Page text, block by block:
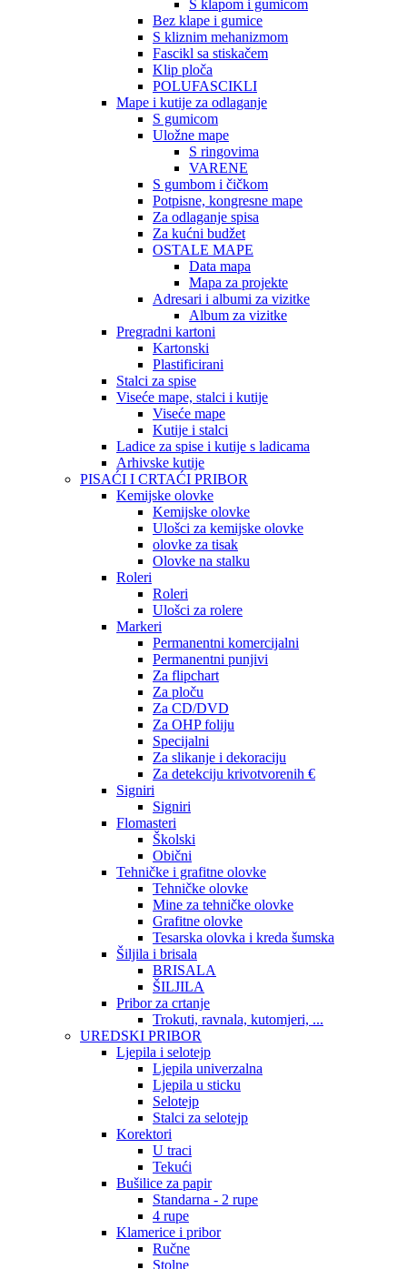
S klapom i gumicom
Bez klape i gumice
S kliznim mehanizmom
Fascikl sa stiskačem
Klip ploča
POLUFASCIKLI
Mape i kutije za odlaganje
S gumicom
Uložne mape
S ringovima
VARENE
S gumbom i čičkom
Potpisne, kongresne mape
Za odlaganje spisa
Za kućni budžet
OSTALE MAPE
Data mapa
Mapa za projekte
Adresari i albumi za vizitke
Album za vizitke
Pregradni kartoni
Kartonski
Plastificirani
Stalci za spise
Viseće mape, stalci i kutije
Viseće mape
Kutije i stalci
Ladice za spise i kutije s ladicama
Arhivske kutije
PISAĆI I CRTAĆI PRIBOR
Kemijske olovke
Kemijske olovke
Ulošci za kemijske olovke
olovke za tisak
Olovke na stalku
Roleri
Roleri
Ulošci za rolere
Markeri
Permanentni komercijalni
Permanentni punjivi
Za flipchart
Za ploču
Za CD/DVD
Za OHP foliju
Specijalni
Za slikanje i dekoraciju
Za detekciju krivotvorenih €
Signiri
Signiri
Flomasteri
Školski
Obični
Tehničke i grafitne olovke
Tehničke olovke
Mine za tehničke olovke
Grafitne olovke
Tesarska olovka i kreda šumska
Šiljila i brisala
BRISALA
ŠILJILA
Pribor za crtanje
Trokuti, ravnala, kutomjeri, ...
UREDSKI PRIBOR
Ljepila i selotejp
Ljepila univerzalna
Ljepila u sticku
Selotejp
Stalci za selotejp
Korektori
U traci
Tekući
Bušilice za papir
Standarna - 2 rupe
4 rupe
Klamerice i pribor
Ručne
Stolne